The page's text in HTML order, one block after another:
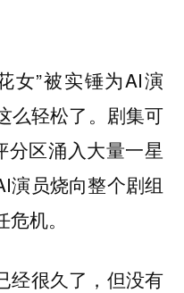
女”被实锤为AI演
么轻松了。剧集可
分区涌入大量一星
演员烧向整个剧组
机。
经很久了，但没有